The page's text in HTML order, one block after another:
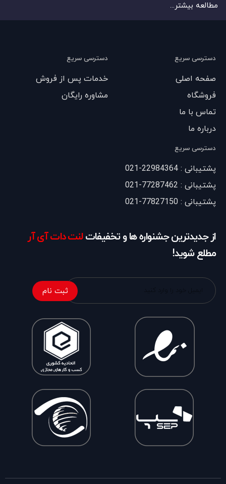
مطالعه بیشتر...
دسترسی سریع
صفحه اصلی
فروشگاه
تماس با ما
درباره ما
دسترسی سریع
خدمات پس از فروش
مشاوره رایگان
دسترسی سریع
پشتیبانی : 22984364-021
پشتیبانی : 77287462-021
پشتیبانی : 77827150-021
از جدیدترین جشنواره ها و تخفیفاتلنت دات آی آر
مطلع شوید!
ثبت نام